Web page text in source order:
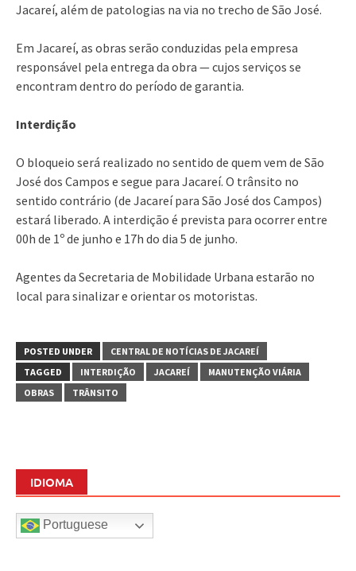
Jacareí, além de patologias na via no trecho de São José.
Em Jacareí, as obras serão conduzidas pela empresa
responsável pela entrega da obra — cujos serviços se
encontram dentro do período de garantia.
Interdição
O bloqueio será realizado no sentido de quem vem de São
José dos Campos e segue para Jacareí. O trânsito no
sentido contrário (de Jacareí para São José dos Campos)
estará liberado. A interdição é prevista para ocorrer entre
00h de 1º de junho e 17h do dia 5 de junho.
Agentes da Secretaria de Mobilidade Urbana estarão no
local para sinalizar e orientar os motoristas.
POSTED UNDER
CENTRAL DE NOTÍCIAS DE JACAREÍ
TAGGED
INTERDIÇÃO JACAREÍ
MANUTENÇÃO VIÁRIA
OBRAS
TRÂNSITO
IDIOMA
Portuguese